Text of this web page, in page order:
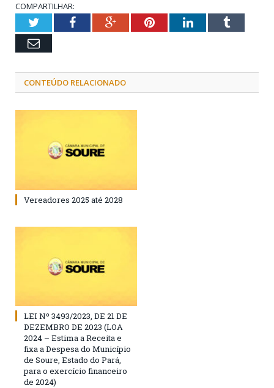
COMPARTILHAR:
TwitterFacebookGoogle+PinterestLinkedInTumblr
Email
CONTEÚDO RELACIONADO
Vereadores 2025 até 2028
LEI Nº 3493/2023, DE 21 DE
DEZEMBRO DE 2023 (LOA
2024 – Estima a Receita e
fixa a Despesa do Município
de Soure, Estado do Pará,
para o exercício financeiro
de 2024)